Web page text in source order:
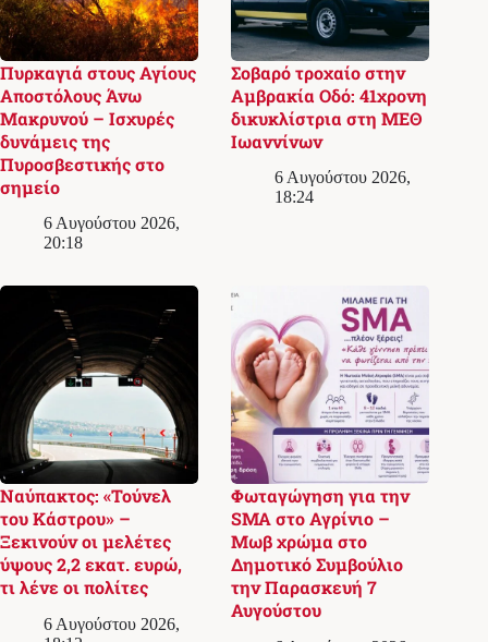
Πυρκαγιά στους Αγίους
Αποστόλους Άνω
Μακρυνού – Ισχυρές
δυνάμεις της
Πυροσβεστικής στο
σημείο
6 Αυγούστου 2026,
20:18
Σοβαρό τροχαίο στην
Αμβρακία Οδό: 41χρονη
δικυκλίστρια στη ΜΕΘ
Ιωαννίνων
6 Αυγούστου 2026,
18:24
Ναύπακτος: «Τούνελ
του Κάστρου» –
Ξεκινούν οι μελέτες
ύψους 2,2 εκατ. ευρώ,
τι λένε οι πολίτες
6 Αυγούστου 2026,
Φωταγώγηση για την
SMA στο Αγρίνιο –
Μωβ χρώμα στο
Δημοτικό Συμβούλιο
την Παρασκευή 7
Αυγούστου